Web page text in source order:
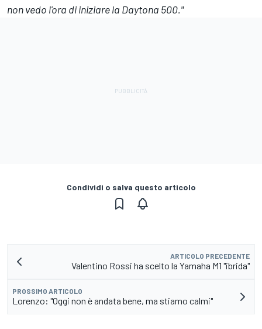
non vedo l'ora di iniziare la Daytona 500."
Condividi o salva questo articolo
ARTICOLO PRECEDENTE
Valentino Rossi ha scelto la Yamaha M1 "ibrida"
PROSSIMO ARTICOLO
Lorenzo: "Oggi non è andata bene, ma stiamo calmi"